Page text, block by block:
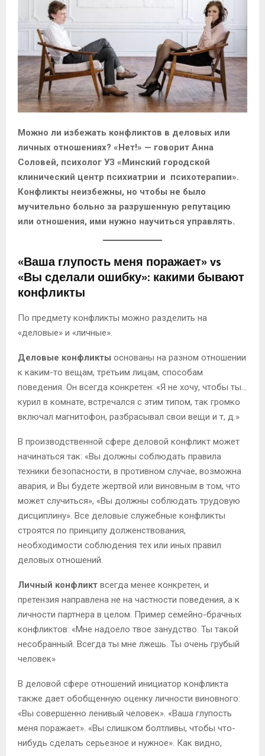
M
N
U
Можно ли избежать конфликтов в деловых или
личных отношениях? «Нет!» — говорит Анна
Соловей, психолог УЗ «Минский городской
клинический центр психиатрии и психотерапии».
Конфликты неизбежны, но чтобы не было
мучительно больно за разрушенную репутацию
или отношения, ими нужно научиться управлять.
«Ваша глупость меня поражает» vs
«Вы сделали ошибку»: какими бывают
конфликты
По предмету конфликты можно разделить на
«деловые» и «личные».
Деловые конфликты основаны на разном отношении
к каким-то вещам, третьим лицам, способам
поведения. Он всегда конкретен: «Я не хочу, чтобы ты…
курил в комнате, встречался с этим типом, так громко
включал магнитофон, разбрасывал свои вещи и т, д.»
В производственной сфере деловой конфликт может
начинаться так: «Вы должны соблюдать правила
техники безопасности, в противном случае, возможна
авария, и Вы будете жертвой или виновным в том, что
может случиться», «Вы должны соблюдать трудовую
дисциплину». Все деловые служебные конфликты
строятся по принципу долженствования,
необходимости соблюдения тех или иных правил
деловых отношений.
Личный конфликт всегда менее конкретен, и
претензия направлена не на частности поведения, а к
личности партнера в целом. Пример семейно-брачных
конфликтов: «Мне надоело твое занудство. Ты такой
несобранный. Всегда ты мне лжешь. Ты очень грубый
человек»
В деловой сфере отношений инициатор конфликта
также дает обобщенную оценку личности виновного:
«Вы совершенно ленивый человек». «Ваша глупость
меня поражает». «Вы слишком болтливы, чтобы что-
нибудь сделать серьезное и нужное». Как видно,